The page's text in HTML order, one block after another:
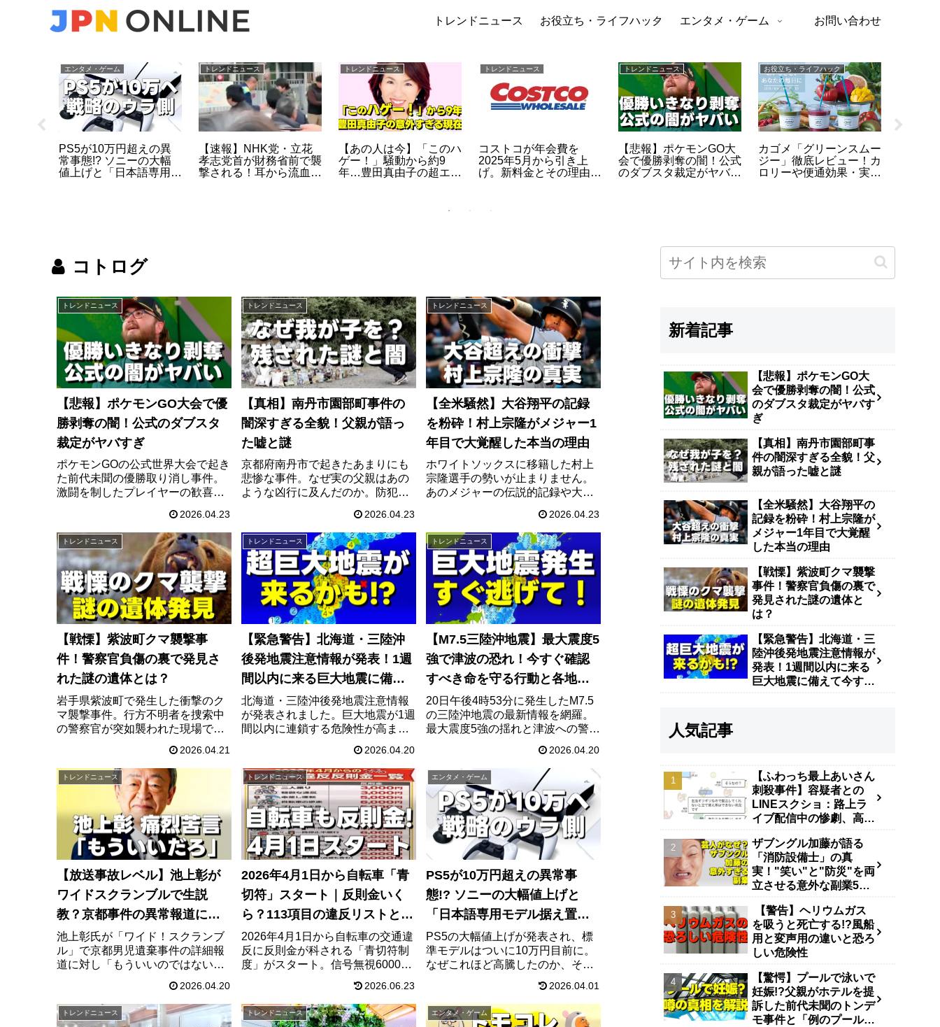
トレンドニュース お役立ち・ライフハック エンタメ・ゲーム お問い合わせ
エンタメ・ゲーム
PS5が10万円超えの異
常事態!? ソニーの大幅
値上げと「日本語専用モ
トレンドニュース
【速報】NHK党・立花
孝志党首が財務省前で襲
撃される！耳から流血も
トレンドニュース
【あの人は今】「このハ
ゲー！」騒動から約9
年…豊田真由子の超エリ
トレンドニュース
コストコが年会費を
2025年5月から引き上
げ。新料金とその理由と
トレンドニュース
【悲報】ポケモンGO大
会で優勝剥奪の闇！公式
のダブスタ裁定がヤバす
お役立ち・ライフハック
カゴメ「グリーンスムー
ジー」徹底レビュー！カ
ロリーや便通効果・実際
コトログ
トレンドニュース
【悲報】ポケモンGO大会で優
勝剥奪の闇！公式のダブスタ
裁定がヤバすぎ
ポケモンGOの公式世界大会で起き
た前代未聞の優勝取り消し事件。
激闘を制したプレイヤーの歓喜の
に。過去の大会映像から発覚した
公式の信じられない矛盾と、理不
尽すぎるペナルティの真相とは？
ゲーマー大炎上の全貌をまとめま
した。
2026.04.23
トレンドニュース
【真相】南丹市園部町事件の
闇深すぎる全貌！父親が語っ
た嘘と謎
京都府南丹市で起きたあまりにも
悲惨な事件。なぜ実の父親はあの
ような凶行に及んだのか。防犯カ
と、地元住民だけが知る違和感の
正体。報道では絶対に語られない
同級生たちの痛切な証言から見え
てきた衝撃の事実とは。
2026.04.23
トレンドニュース
【全米騒然】大谷翔平の記録
を粉砕！村上宗隆がメジャー1
年目で大覚醒した本当の理由
ホワイトソックスに移籍した村上
宗隆選手の勢いが止まりません。
あのメジャーの伝説的記録や大谷
る裏には、日本ではあまり報じら
れないある大きな秘密がありまし
た。なぜ彼は1年目からここまで打
てるのか、その衝撃の真実をまと
めました。
2026.04.23
トレンドニュース
【戦慄】紫波町クマ襲撃事
件！警察官負傷の裏で発見さ
れた謎の遺体とは？
岩手県紫波町で発生した衝撃のク
マ襲撃事件。行方不明者を捜索中
の警察官が突如襲われた現場で、
よる駆除の裏側と、いまだ周辺を
うろつく子グマの脅威。なぜこの
時期にクマ被害が頻発しているの
か、事件の全貌と今後の警戒ポイ
ントを徹底解説します。
2026.04.21
トレンドニュース
【緊急警告】北海道・三陸沖
後発地震注意情報が発表！1週
間以内に来る巨大地震に備え
て今すぐやるべき防災対策
北海道・三陸沖後発地震注意情報
が発表されました。巨大地震が1週
間以内に連鎖する危険性が高まっ
町村の地域情報と、命を守るため
に家庭で今すぐやるべき防災対
策、備蓄リストを徹底解説しま
す。
2026.04.20
トレンドニュース
【M7.5三陸沖地震】最大震度5
強で津波の恐れ！今すぐ確認
すべき命を守る行動と各地の
震度まとめ
20日午後4時53分に発生したM7.5
の三陸沖地震の最新情報を網羅。
最大震度5強の揺れと津波への警
法や地震の基礎知識、各地の震度
詳細を分かりやすく解説します。
命を守るための防災行動に役立て
てください。
2026.04.20
トレンドニュース
【放送事故レベル】池上彰が
ワイドスクランブルで生説
教？京都事件の異常報道に
「もういい」と激怒の理由
池上彰氏が「ワイド！スクランブ
ル」で京都男児遺棄事件の詳細報
道に対し「もういいのではない
説。大下容子アナの反応や、過熱
する事件報道の問題点と今後のあ
り方について深く掘り下げます。
2026.04.20
トレンドニュース
2026年4月1日から自転車「青
切符」スタート｜反則金いく
ら？113項目の違反リストと対
策まとめ
2026年4月1日から自転車の交通違
反に反則金が科される「青切符制
度」がスタート。信号無視6000
項目の違反と金額を一覧で解説。
イヤホン・ヘルメット・左折レー
ンの疑問にも答える完全まとめ。
2026.06.23
エンタメ・ゲーム
PS5が10万円超えの異常事
態!? ソニーの大幅値上げと
「日本語専用モデル据え置
き」に隠された真の狙い
PS5の大幅値上げが発表され、標
準モデルはついに10万円目前に。
なぜこれほど高騰したのか、そし
円で据え置かれた理由とは？AIブ
ームによるコスト増から任天堂
Switch 2を見据えたソニーのした
2026.04.01
トレンドニュース トレンドニュース エンタメ・ゲーム
新着記事
【悲報】ポケモンGO大
会で優勝剥奪の闇！公式
のダブスタ裁定がヤバす
ぎ
【真相】南丹市園部町事
件の闇深すぎる全貌！父
親が語った嘘と謎
【全米騒然】大谷翔平の
記録を粉砕！村上宗隆が
メジャー1年目で大覚醒
した本当の理由
【戦慄】紫波町クマ襲撃
事件！警察官負傷の裏で
発見された謎の遺体と
は？
【緊急警告】北海道・三
陸沖後発地震注意情報が
発表！1週間以内に来る
巨大地震に備えて今すぐ
人気記事
【ふわっち最上あいさん
刺殺事件】容疑者との
LINEスクショ：路上ラ
イブ配信中の惨劇、高田
ザブングル加藤が語る
「消防設備士」の真
実！"笑い"と"防災"を両
立させる意外な副業5年
【警告】ヘリウムガス
を吸うと死亡する!?風船
用と変声用の違いと恐ろ
しい危険性
【驚愕】プールで泳いで
妊娠!?父親がホテルを提
訴した前代未聞のトンデ
モ事件と「例のプール」